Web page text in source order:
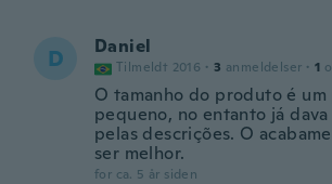
D Daniel
Tilmeldt 2016 · 3 anmeldelser · 1
O tamanho do produto é um
pequeno, no entanto já
pelas descrições. O
ser melhor.
for ca. 5 år siden